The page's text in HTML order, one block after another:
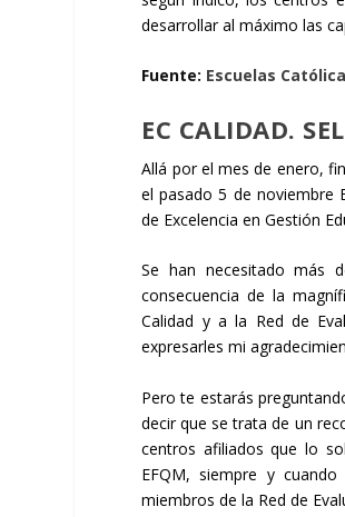
desarrollar al máximo las
Fuente: Escuelas
EC CALIDAD.
Allá por el mes de enero,
el pasado 5 de noviembre
de Excelencia en Gestión
Se han necesitado más
consecuencia de la
Calidad y a la Red de
expresarles mi
Pero te estarás
decir que se trata de un
centros afiliados que lo
EFQM, siempre y
miembros de la Red de